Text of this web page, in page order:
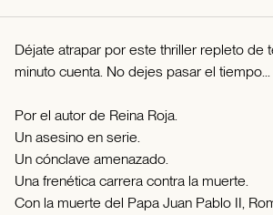
Déjate atrapar por este thriller repleto de
minuto cuenta. No dejes pasar el tiempo...
Por el autor de Reina Roja.
Un asesino en serie.
Un cónclave amenazado.
Una frenética carrera contra la muerte.
Con la muerte del Papa Juan Pablo II,